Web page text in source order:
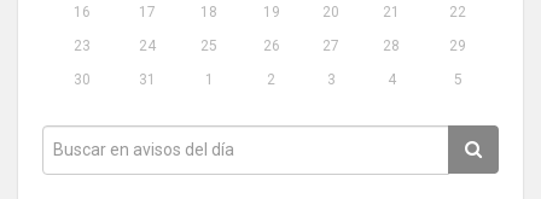
16
17 18 19 20 21
22
23
24 25 26 27 28
29
30
31 1 2 3 4 5